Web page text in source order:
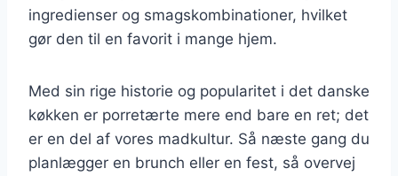
ingredienser og smagskombinationer, hvilket
gør den til en favorit i mange hjem.
Med sin rige historie og popularitet i det danske
køkken er porretærte mere end bare en ret; det
er en del af vores madkultur. Så næste gang du
planlægger en brunch eller en fest, så overvej